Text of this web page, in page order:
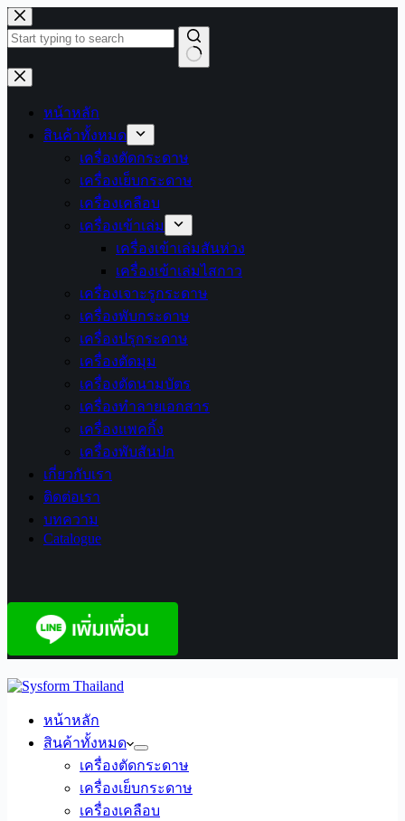
Skip
to
content
No
results
หน้าหลัก
สินค้าทั้งหมด
เครื่องตัดกระดาษ
เครื่องเย็บกระดาษ
เครื่องเคลือบ
เครื่องเข้าเล่ม
เครื่องเข้าเล่มสันห่วง
เครื่องเข้าเล่มไสกาว
เครื่องเจาะรูกระดาษ
เครื่องพับกระดาษ
เครื่องปรุกระดาษ
เครื่องตัดมุม
เครื่องตัดนามบัตร
เครื่องทำลายเอกสาร
เครื่องแพคกิ้ง
เครื่องพับสันปก
เกี่ยวกับเรา
ติดต่อเรา
บทความ
Catalogue
หน้าหลัก
สินค้าทั้งหมด
เครื่องตัดกระดาษ
เครื่องเย็บกระดาษ
เครื่องเคลือบ